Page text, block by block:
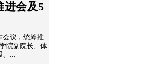
进会及5
会议，统筹推
院副院长、体
、...